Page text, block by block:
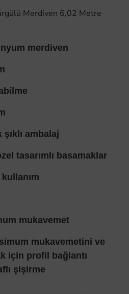
Merdiven 6,02 Metre
merdiven
şıklı ambalaj
tasarımlı basamaklar
mukavemet
mukavemetini ve
için profil bağlantı
şişirme